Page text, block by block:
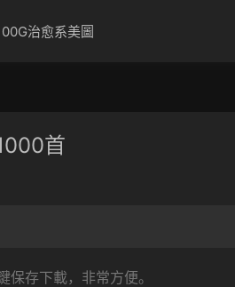
治愈系美圖
首
存下載，非常方便。